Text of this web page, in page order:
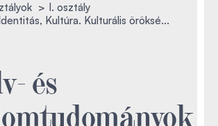
I. osztály
Kultúra. Kulturális öröksé...
és